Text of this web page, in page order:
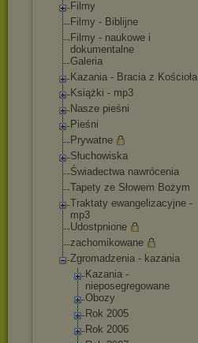
Filmy
Filmy - Biblijne
Filmy - naukowe i
dokumentalne
Galeria
Kazania - Bracia z Kościoła
Książki - mp3
Nasze pieśni
Pieśni
Prywatne
Słuchowiska
Świadectwa nawrócenia
Tapety ze Słowem Bożym
Traktaty ewangelizacyjne -
mp3
Udostpnione
zachomikowane
Zgromadzenia - kazania
Kazania -
nieposegregowane
Obozy
Rok 2005
Rok 2006